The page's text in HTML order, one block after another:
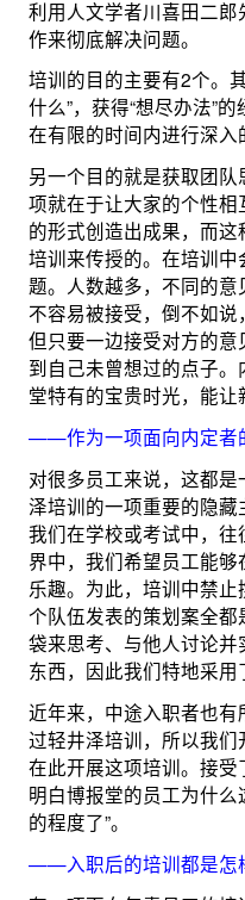
利用人文学者川喜田二郎
作来彻底解决问题。
培训的目的主要有2个。
什么”，获得“想尽办法”
在有限的时间内进行深入
另一个目的就是获取团
项就在于让大家的个性
的形式创造出成果，而
培训来传授的。在培训
题。人数越多，不同的
不容易被接受，倒不如说
但只要一边接受对方的
到自己未曾想过的点子
堂特有的宝贵时光，能让
——作为一项面向内定者
对很多员工来说，这都
泽培训的一项重要的隐藏
我们在学校或考试中，往
界中，我们希望员工能
乐趣。为此，培训中禁
个队伍发表的策划案全
袋来思考、与他人讨论
东西，因此我们特地采用
近年来，中途入职者也
过轻井泽培训，所以我们
在此开展这项培训。接受
明白博报堂的员工为什
的程度了”。
——入职后的培训都是怎